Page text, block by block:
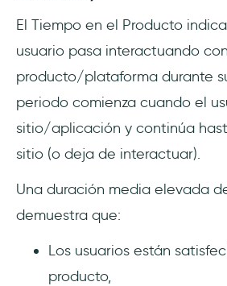
El Tiempo en el Producto
usuario pasa interactuando
producto/plataforma durante
periodo comienza cuando el
sitio/aplicación y continúa
sitio (o deja de interactuar).
Una duración media elevada
demuestra que:
Los usuarios están
producto,